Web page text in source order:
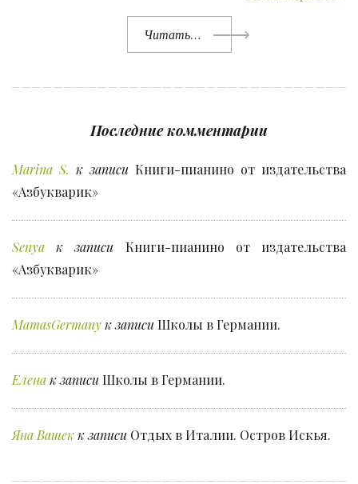
Читать…
Последние комментарии
Marina S. к записи Книги-пианино от издательства
«Азбукварик»
Senya к записи Книги-пианино от издательства
«Азбукварик»
MamasGermanyк записиШколы в Германии.
Еленак записиШколы в Германии.
Яна Вашекк записи Отдых в Италии. Остров Искья.